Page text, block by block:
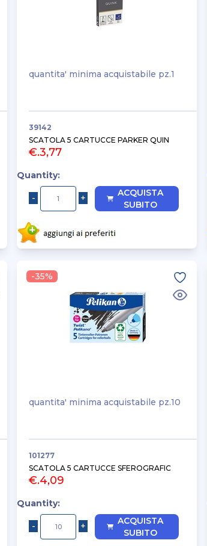
quantita' minima acquistabile pz.1
39142
SCATOLA 5 CARTUCCE PARKER QUIN
€.3,77
Quantity:
ACQUISTA
SUBITO
quantita' minima acquistabile pz.10
101277
SCATOLA 5 CARTUCCE SFEROGRAFIC
€.4,09
Quantity:
ACQUISTA
SUBITO
-35%